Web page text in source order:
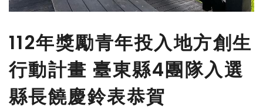
112年獎勵青年投入地方創生
行動計畫 臺東縣4團隊入選
縣長饒慶鈴表恭賀